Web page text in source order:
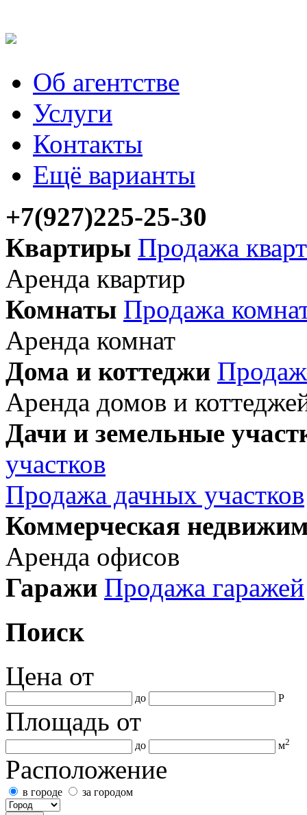
Об агентстве
Услуги
Контакты
Ещё варианты
+7(927)225-25-30
Квартиры Продажа
Аренда квартир
Комнаты Продажа
Аренда комнат
Дома и коттеджи
Аренда домов и
Дачи и земельные
участков
Продажа дачных участков
Коммерческая
Аренда офисов
Гаражи Продажа гаражей
Поиск
Цена от
до Р
Площадь от
до м2
Расположение
в городе за городом